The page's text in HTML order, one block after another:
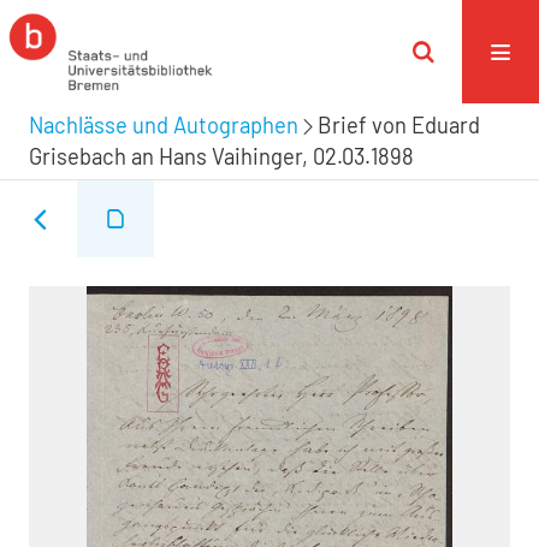
Nachlässe und Autographen
Brief von Eduard
Grisebach an Hans Vaihinger, 02.03.1898